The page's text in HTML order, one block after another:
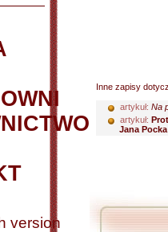
version
Inne zapisy
artykuł: Na
artykuł:
Jana Pocka